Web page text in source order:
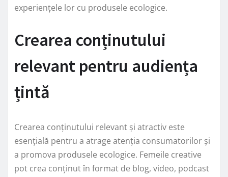
experiențele lor cu produsele ecologice.
Crearea conținutului
relevant pentru audiența
țintă
Crearea conținutului relevant și atractiv este
esențială pentru a atrage atenția consumatorilor și
a promova produsele ecologice. Femeile creative
pot crea conținut în format de blog, video, podcast